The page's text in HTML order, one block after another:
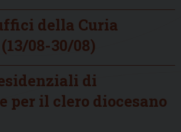
della Curia
08-30/08)
di
per il clero diocesano